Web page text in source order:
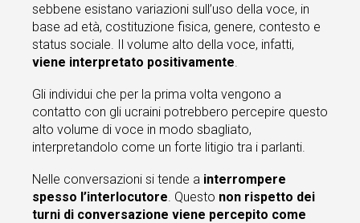
sebbene esistano variazioni sull’uso della voce, in
base ad età, costituzione fisica, genere, contesto e
status sociale. Il volume alto della voce, infatti,
viene interpretato positivamente
Gli individui che per la prima volta vengono a
contatto con gli ucraini potrebbero percepire questo
alto volume di voce in modo sbagliato,
interpretandolo come un forte litigio tra i parlanti.
Nelle conversazioni si tende a interrompere
spesso l’interlocutore . Questo non rispetto dei
turni di conversazione viene percepito come